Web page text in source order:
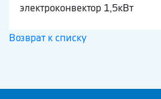
электроконвектор 1,5кВт
Возврат к списку